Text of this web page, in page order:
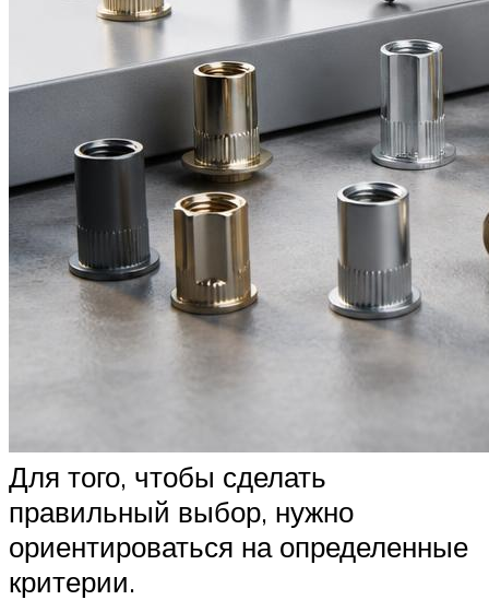
Для того, чтобы сделать
правильный выбор, нужно
ориентироваться на определенные
критерии.